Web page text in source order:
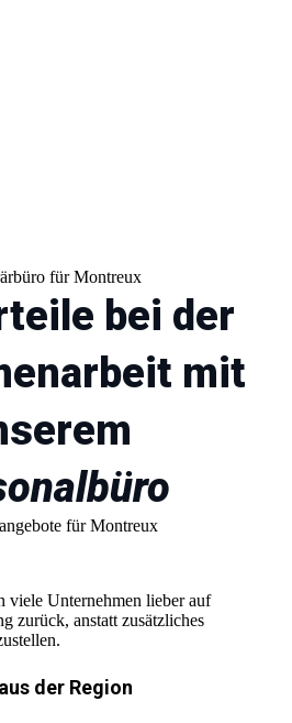
für Montreux
bei der
mit
viele Unternehmen lieber auf
zurück, anstatt zusätzliches
der Region